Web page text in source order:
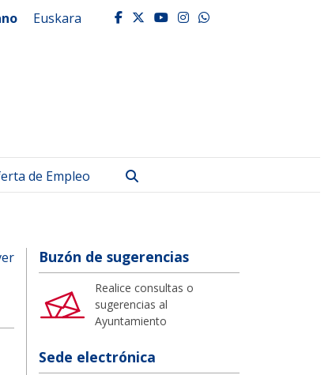
Euskara facebook
twitter
youtube
instagram
whatsapp
de Empleo
Buzón de sugerencias
Realice consultas o
sugerencias al
Ayuntamiento
Sede electrónica